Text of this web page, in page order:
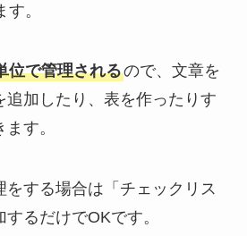
。
位で管理されるので、文章を
追加したり、表を作ったりす
す。
をする場合は「チェックリス
るだけでOKです。